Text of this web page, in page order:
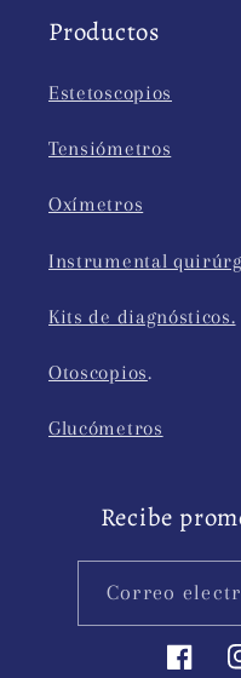
Productos
Estetoscopios
Tensiómetros
Oxímetros
Instrumental
Kits de diagnósticos.
Otoscopios.
Glucómetros
Recibe
Correo